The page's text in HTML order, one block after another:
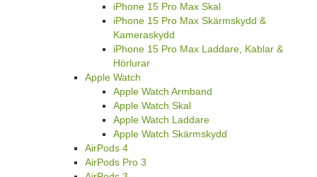
iPhone 15 Pro Max Skal
iPhone 15 Pro Max Skärmskydd &
Kameraskydd
iPhone 15 Pro Max Laddare, Kablar &
Hörlurar
Apple Watch
Apple Watch Armband
Apple Watch Skal
Apple Watch Laddare
Apple Watch Skärmskydd
AirPods 4
AirPods Pro 3